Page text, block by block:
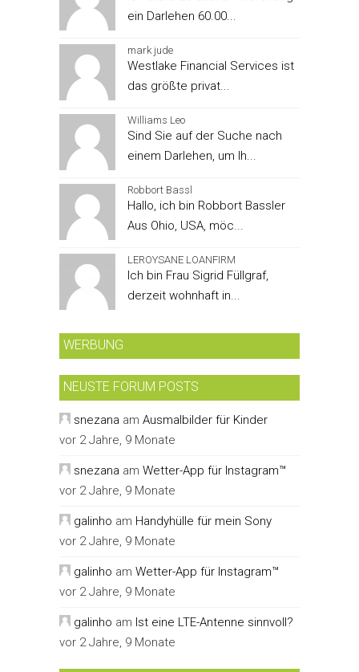
ein Darlehen 60.00...
mark jude
Westlake Financial Services ist
das größte privat...
Williams Leo
Sind Sie auf der Suche nach
einem Darlehen, um Ih...
Robbort Bassl
Hallo, ich bin Robbort Bassler
Aus Ohio, USA, möc...
LEROYSANE LOANFIRM
Ich bin Frau Sigrid Füllgraf,
derzeit wohnhaft in...
WERBUNG
NEUSTE FORUM POSTS
snezana am Ausmalbilder für Kinder
vor 2 Jahre, 9 Monate
snezana am Wetter-App für Instagram™
vor 2 Jahre, 9 Monate
galinho am Handyhülle für mein Sony
vor 2 Jahre, 9 Monate
galinho am Wetter-App für Instagram™
vor 2 Jahre, 9 Monate
galinho am Ist eine LTE-Antenne sinnvoll?
vor 2 Jahre, 9 Monate